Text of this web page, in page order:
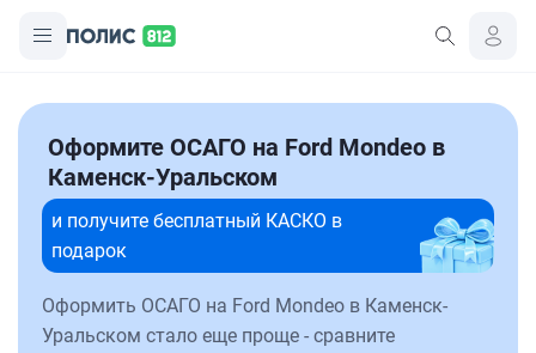
Оформите ОСАГО на Ford Mondeo в
Каменск-Уральском
и получите бесплатный КАСКО в
подарок
Оформить ОСАГО на Ford Mondeo в Каменск-
Уральском стало еще проще - сравните